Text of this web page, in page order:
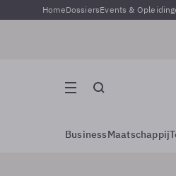
HomeDossiersEvents &
BusinessMaatschappij